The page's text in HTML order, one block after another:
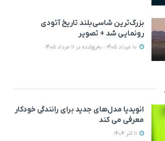
بزرگ‌ترین شاسی‌بلند تاریخ آئودی
رونمایی شد + تصویر
انویدیا مدل‌های جدید برای رانندگی خودکار
معرفی می کند